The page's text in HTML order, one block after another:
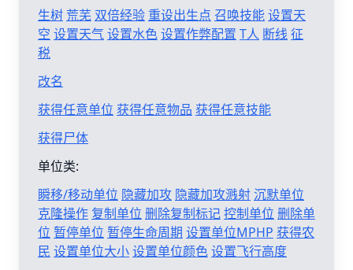
生树 荒芜 双倍经验 重设出生点 召唤技能设置天
空 设置天气设置水色设置作弊配置 T人 断线征
税
改名
获得任意单位 获得任意物品 获得任意技能
获得尸体
单位类:
瞬移/移动单位 隐藏加攻 隐藏加攻溅射沉默单位
克隆操作 复制单位 删除复制标记控制单位 删除单
位 暂停单位 暂停生命周期 设置单位MPHP 获得农
民 设置单位大小设置单位颜色设置飞行高度